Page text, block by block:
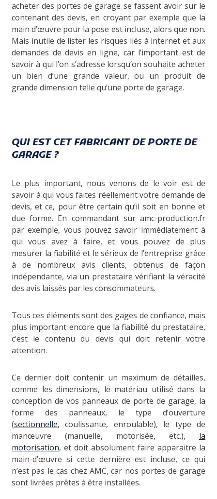
acheter des portes de garage se fassent avoir sur le
contenant des devis, en croyant par exemple que la
main d’œuvre pour la pose est incluse, alors que non.
Mais inutile de lister les risques liés à internet et aux
demandes de devis en ligne, car l’important est de
savoir à qui l’on s’adresse lorsqu’on souhaite acheter
un bien d’une grande valeur, ou un produit de
grande dimension telle qu’une porte de garage.
QUI EST CET FABRICANT DE PORTE DE
GARAGE ?
Le plus important, nous venons de le voir est de
savoir à qui vous faites réellement votre demande de
devis, et ce, pour être certain qu’il soit en bonne et
due forme. En commandant sur amc-production.fr
par exemple, vous pouvez savoir immédiatement à
qui vous avez à faire, et vous pouvez de plus
mesurer la fiabilité et le sérieux de l’entreprise grâce
à de nombreux avis clients, obtenus de façon
indépendante, via un prestataire vérifiant la véracité
des avis laissés par les consommateurs.
Tous ces éléments sont des gages de confiance, mais
plus important encore que la fiabilité du prestataire,
c’est le contenu du devis qui doit retenir votre
attention.
Ce dernier doit contenir un maximum de détailles,
comme les dimensions, le matériau utilisé dans la
conception de vos panneaux de porte de garage, la
forme des panneaux, le type d’ouverture
(sectionnelle, coulissante, enroulable), le type de
manœuvre (manuelle, motorisée, etc.), la
motorisation, et doit absolument faire apparaitre la
main-d’œuvre si cette dernière est incluse, ce qui
n’est pas le cas chez AMC, car nos portes de garage
sont livrées prêtes à être installées.